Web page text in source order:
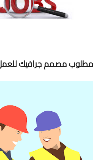
مطلوب مصمم جرافيك